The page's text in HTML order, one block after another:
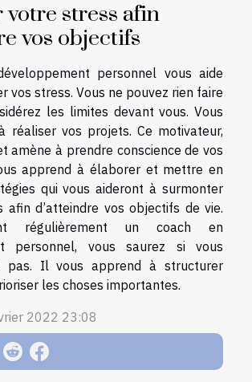
votre stress afin
vos objectifs
personnel vous aide
vos stress. Vous ne pouvez rien faire
les limites devant vous. Vous
réaliser vos projets. Ce motivateur,
amène à prendre conscience de vos
apprend à élaborer et mettre en
qui vous aideront à surmonter
afin d’atteindre vos objectifs de vie.
régulièrement un coach en
personnel, vous saurez si vous
pas. Il vous apprend à structurer
les choses importantes.
2022 23:08